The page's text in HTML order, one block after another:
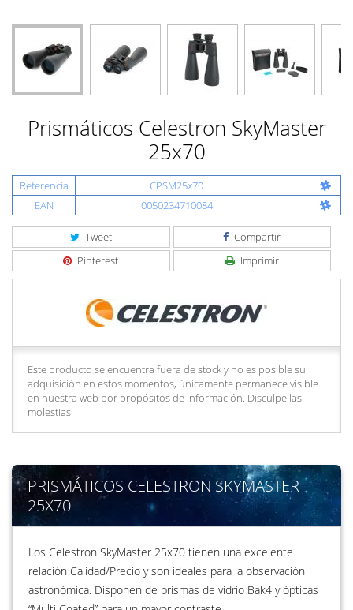
Prismáticos Celestron SkyMaster
25x70
Referencia
CPSM25x70
EAN
0050234710084
Tweet
Compartir
Pinterest
Imprimir
Este producto se encuentra fuera de stock y no es posible su
adquisición en estos momentos, únicamente permanece visible
en nuestra web por propósitos de información. Disculpe las
molestias.
PRISMÁTICOS CELESTRON SKYMASTER
25X70
Los Celestron SkyMaster 25x70 tienen una excelente
relación Calidad/Precio y son ideales para la observación
astronómica. Disponen de prismas de vidrio Bak4 y ópticas